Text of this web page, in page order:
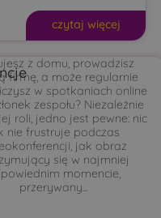
czytaj więcej
z domu, prowadzisz
firmę, a może regularnie
w spotkaniach online
zespołu? Niezależnie
roli, jedno jest pewne: nic
nie frustruje podczas
jak obraz
się w najmniej
momencie,
przerywany...